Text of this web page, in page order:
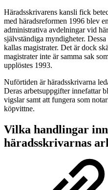
Häradsskrivarens kansli fick
med häradsreformen 1996 blev
administrativa avdelningar vid
självständiga myndigheter.
kallas magistrater. Det är dock
magistrater inte är samma sak
upplöstes 1993.
Nuförtiden är häradsskrivarna
Deras arbetsuppgifter innefattar
vigslar samt att fungera som
köpvittne.
Vilka handlingar
häradsskrivarnas